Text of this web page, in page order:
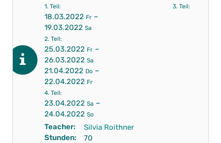
1. Teil:
18.03.2022 Fr–
19.03.2022 Sa
2. Teil:
25.03.2022 Fr–
26.03.2022 Sa
3. Teil:
21.04.2022 Do–
22.04.2022 Fr
4. Teil:
23.04.2022 Sa –
24.04.2022 So
Teacher:
Silvia Roithner
Stunden:
70